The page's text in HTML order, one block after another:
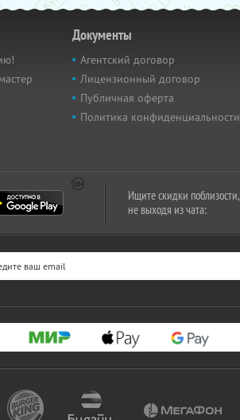
Документы
Агентский договор
Лицензионный договор
Публичная оферта
Политика конфиденциальности
Ищите скидки поблизости,
не выходя из чата: